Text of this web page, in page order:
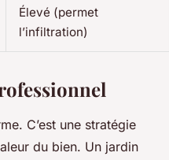
Élevé (permet
l’infiltration)
C’est une stratégie
du bien. Un jardin